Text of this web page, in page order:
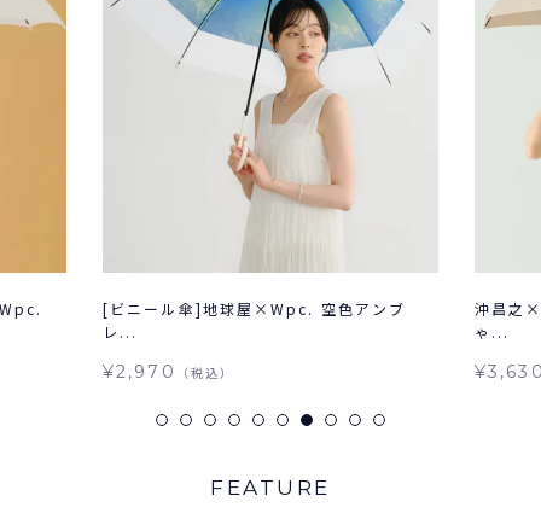
[ビニール傘]地球屋×Wpc. 空色アンブ
レ...
¥2,970 （税込）
沖昌之
ゃ...
FEATURE